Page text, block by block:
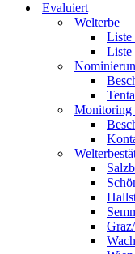
Evaluiert
Welterbe
Liste
Liste
Monitoring